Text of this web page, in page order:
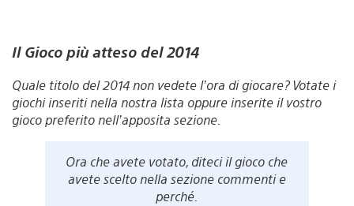
Il Gioco più atteso del 2014
Quale titolo del 2014 non vedete l’ora di giocare? Votate i
giochi inseriti nella nostra lista oppure inserite il vostro
gioco preferito nell’apposita sezione.
Ora che avete votato, diteci il gioco che
avete scelto nella sezione commenti e
perché.